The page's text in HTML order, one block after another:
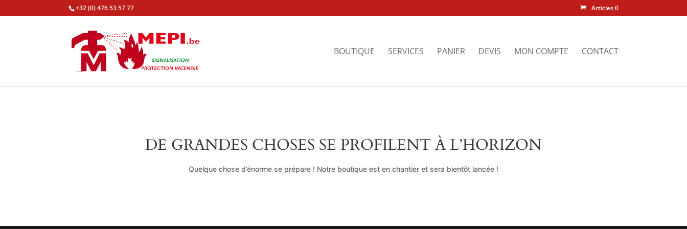
+32 (0) 476 53 57 77 Articles 0
BOUTIQUE SERVICES PANIER DEVIS MON COMPTE CONTACT
DE GRANDES CHOSES SE PROFILENT À L’HORIZON
Quelque chose d’énorme se prépare ! Notre boutique est en chantier et sera bientôt lancée !